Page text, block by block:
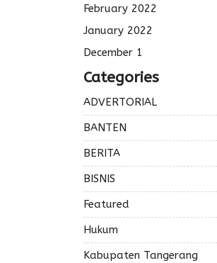
February 2022
January 2022
December 1
Categories
ADVERTORIAL
BANTEN
BERITA
BISNIS
Featured
Hukum
Kabupaten Tangerang